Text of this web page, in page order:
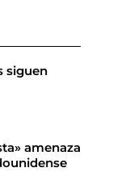
siguen
amenaza